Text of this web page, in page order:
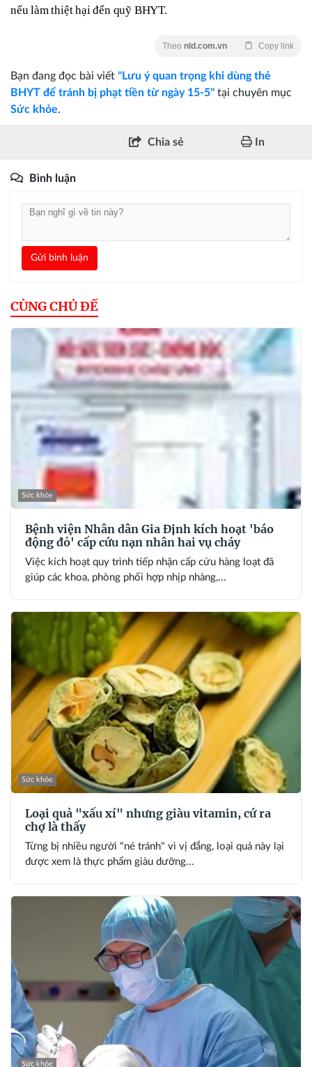
nếu làm thiệt hại đến quỹ BHYT.
Theo nld.com.vn Copy link
Bạn đang đọc bài viết "Lưu ý quan trọng khi dùng thẻ
BHYT để tránh bị phạt tiền từ ngày 15-5" tại chuyên mục
Sức khỏe.
Chia sẻ In
Bình luận
Gửi bình luận
CÙNG CHỦ ĐỀ
Sức khỏe
Bệnh viện Nhân dân Gia Định kích hoạt 'báo
động đỏ' cấp cứu nạn nhân hai vụ cháy
Việc kích hoạt quy trình tiếp nhận cấp cứu hàng loạt đã
giúp các khoa, phòng phối hợp nhịp nhàng,...
Sức khỏe
Loại quả "xấu xí" nhưng giàu vitamin, cứ ra
chợ là thấy
Từng bị nhiều người "né tránh" vì vị đắng, loại quả này lại
được xem là thực phẩm giàu dưỡng...
Sức khỏe